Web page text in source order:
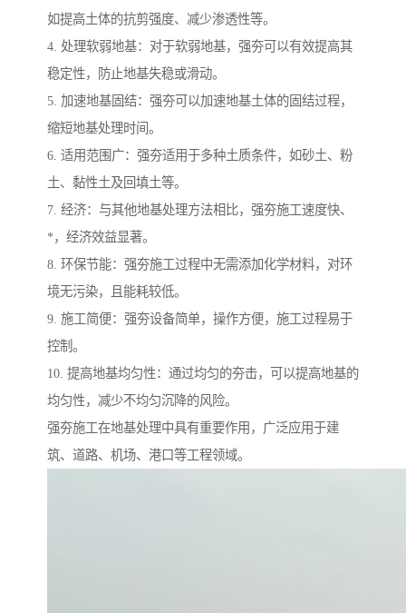
如提高土体的抗剪强度、减少渗透性等。
4. 处理软弱地基：对于软弱地基，强夯可以有效提高其
稳定性，防止地基失稳或滑动。
5. 加速地基固结：强夯可以加速地基土体的固结过程，
缩短地基处理时间。
6. 适用范围广：强夯适用于多种土质条件，如砂土、粉
土、黏性土及回填土等。
7. 经济：与其他地基处理方法相比，强夯施工速度快、
*，经济效益显著。
8. 环保节能：强夯施工过程中无需添加化学材料，对环
境无污染，且能耗较低。
9. 施工简便：强夯设备简单，操作方便，施工过程易于
控制。
10. 提高地基均匀性：通过均匀的夯击，可以提高地基的
均匀性，减少不均匀沉降的风险。
强夯施工在地基处理中具有重要作用，广泛应用于建
筑、道路、机场、港口等工程领域。